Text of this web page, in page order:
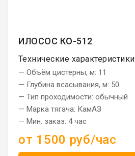
ИЛОСОС КО-512
Технические характеристики
— Объём цистерны, м: 11
— Глубина всасывания, м: 50
— Тип проходимости: обычный
— Марка тягача: КамАЗ
— Мин. заказ: 4 час
от 1500 руб/час